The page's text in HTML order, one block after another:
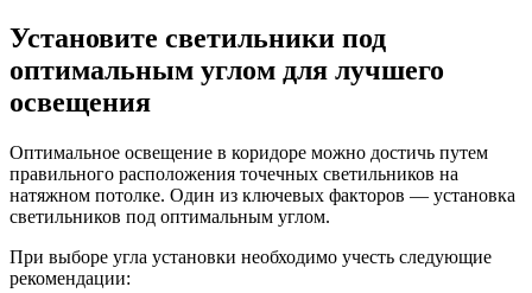
Установите светильники под
оптимальным углом для лучшего
освещения
Оптимальное освещение в коридоре можно достичь путем
правильного расположения точечных светильников на
натяжном потолке. Один из ключевых факторов — установка
светильников под оптимальным углом.
При выборе угла установки необходимо учесть следующие
рекомендации: